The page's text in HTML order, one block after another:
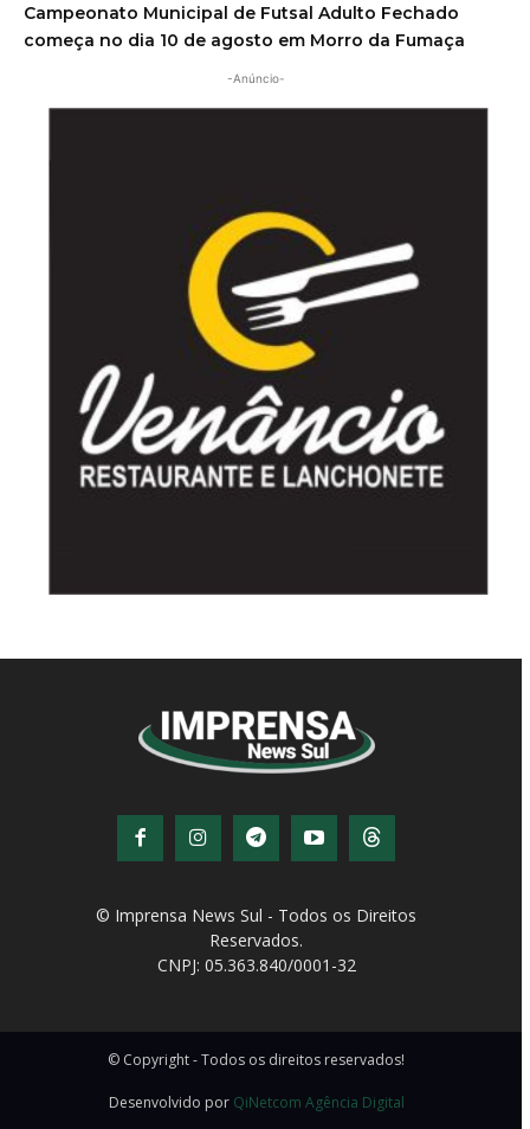
Campeonato Municipal de Futsal Adulto Fechado
começa no dia 10 de agosto em Morro da Fumaça
-Anúncio-
© Imprensa News Sul - Todos os Direitos
Reservados.
CNPJ: 05.363.840/0001-32
© Copyright - Todos os direitos reservados!
Desenvolvido por QiNetcom Agência Digital